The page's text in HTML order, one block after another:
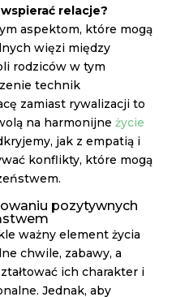
relacje?
aspektom, które mogą
więzi między
rodziców w tym
technik
zamiast rywalizacji to
na harmonijne życie
jak z empatią i
konflikty, które mogą
pozytywnych
ważny element życia
chwile, zabawy, a
ich charakter i
Jednak, aby